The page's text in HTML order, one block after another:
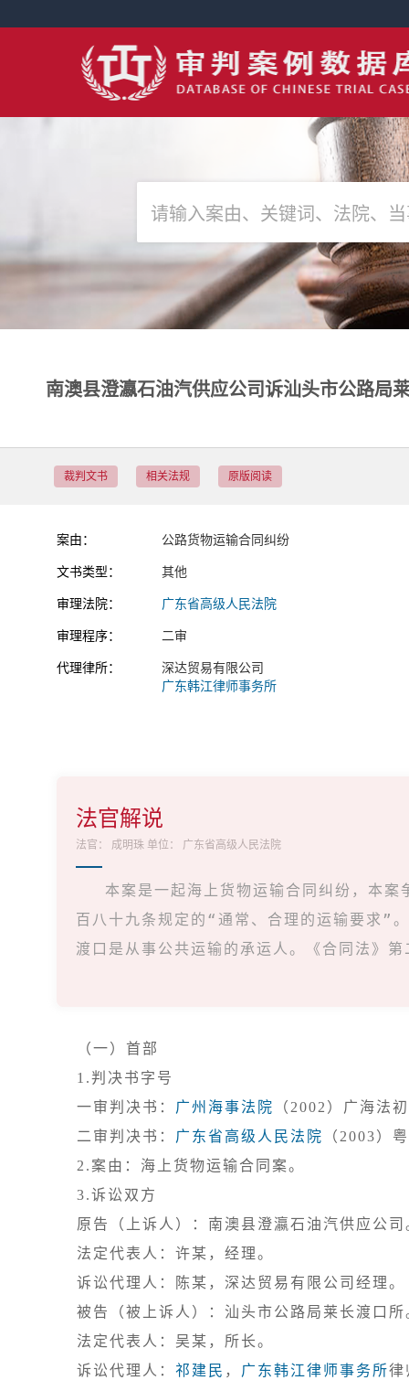
南澳县澄瀛石油汽供应公司诉汕头市公路局
裁判文书 相关法规 原版阅读
案由： 公路货物运输合同纠纷
文书类型： 其他
审理法院： 广东省高级人民法院
审理程序： 二审
代理律所：
深达贸易有限公司
广东韩江律师事务所
法官解说
法官： 成明珠 单位： 广东省高级人民法院
本案是一起海上货物运输合同纠纷，本
百八十九条规定的“通常、合理的运输要求”。
渡口是从事公共运输的承运人。《合同法》
（一）首部
1.判决书字号
一审判决书： 广州海事法院
（2002）广海法
二审判决书： 广东省高级人民法院
3.诉讼双方
原告（上诉人）：南澳县澄瀛石油汽供应公
法定代表人：许某，经理。
诉讼代理人：陈某，深达贸易有限公司经理。
被告（被上诉人）：汕头市公路局莱长渡口
法定代表人：吴某，所长。
诉讼代理人： 祁建民 ， 广东韩江律师事务所